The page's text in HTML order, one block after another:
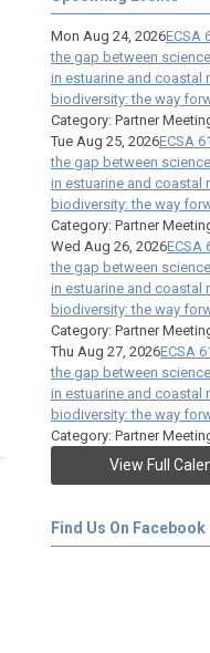
Mon Aug 24, 2026ECSA
the gap between
in estuarine and coastal
biodiversity: the way
Category: Partner
Tue Aug 25, 2026ECSA
the gap between
in estuarine and coastal
biodiversity: the way
Category: Partner
Wed Aug 26, 2026ECSA
the gap between
in estuarine and coastal
biodiversity: the way
Category: Partner
Thu Aug 27, 2026ECSA
the gap between
in estuarine and coastal
biodiversity: the way
Category: Partner
View Full
Find Us On Facebook